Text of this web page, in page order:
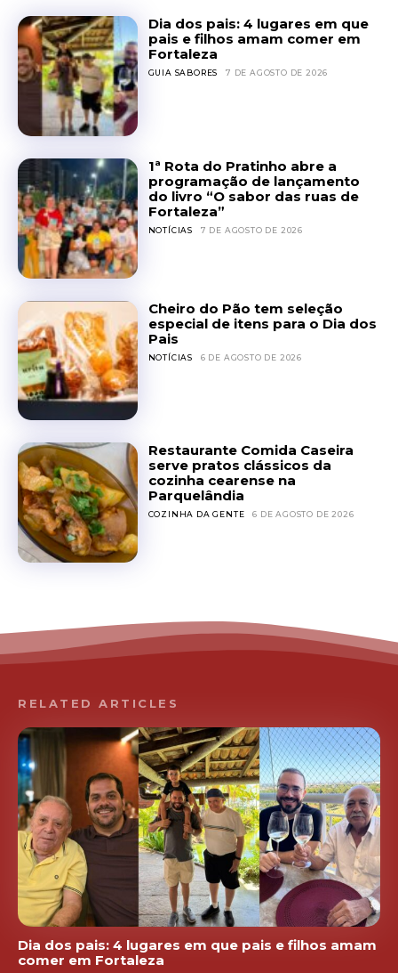
Dia dos pais: 4 lugares em que
pais e filhos amam comer em
Fortaleza
GUIA SABORES 7 DE AGOSTO DE 2026
1ª Rota do Pratinho abre a
programação de lançamento
do livro “O sabor das ruas de
Fortaleza”
NOTÍCIAS 7 DE AGOSTO DE 2026
Cheiro do Pão tem seleção
especial de itens para o Dia dos
Pais
NOTÍCIAS 6 DE AGOSTO DE 2026
Restaurante Comida Caseira
serve pratos clássicos da
cozinha cearense na
Parquelândia
COZINHA DA GENTE 6 DE AGOSTO DE 2026
RELATED ARTICLES
Dia dos pais: 4 lugares em que pais e filhos amam
comer em Fortaleza